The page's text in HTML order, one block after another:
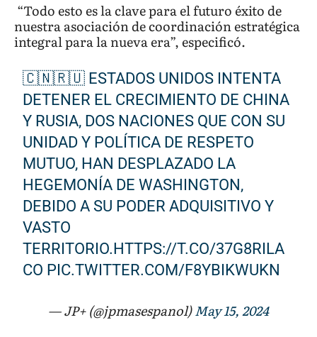
“Todo esto es la clave para el futuro éxito de
nuestra asociación de coordinación estratégica
integral para la nueva era”, especificó.
🇨🇳🇷🇺 ESTADOS UNIDOS INTENTA
DETENER EL CRECIMIENTO DE CHINA
Y RUSIA, DOS NACIONES QUE CON SU
UNIDAD Y POLÍTICA DE RESPETO
MUTUO, HAN DESPLAZADO LA
HEGEMONÍA DE WASHINGTON,
DEBIDO A SU PODER ADQUISITIVO Y
VASTO
TERRITORIO. HTTPS://T.CO/37G8RILA
CO PIC.TWITTER.COM/F8YBIKWUKN
— JP+ (@jpmasespanol)May 15, 2024